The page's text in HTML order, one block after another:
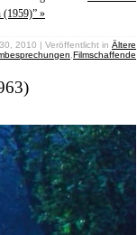
(1959)” »
2010 | Veröffentlicht in Ältere
Filmschaffende